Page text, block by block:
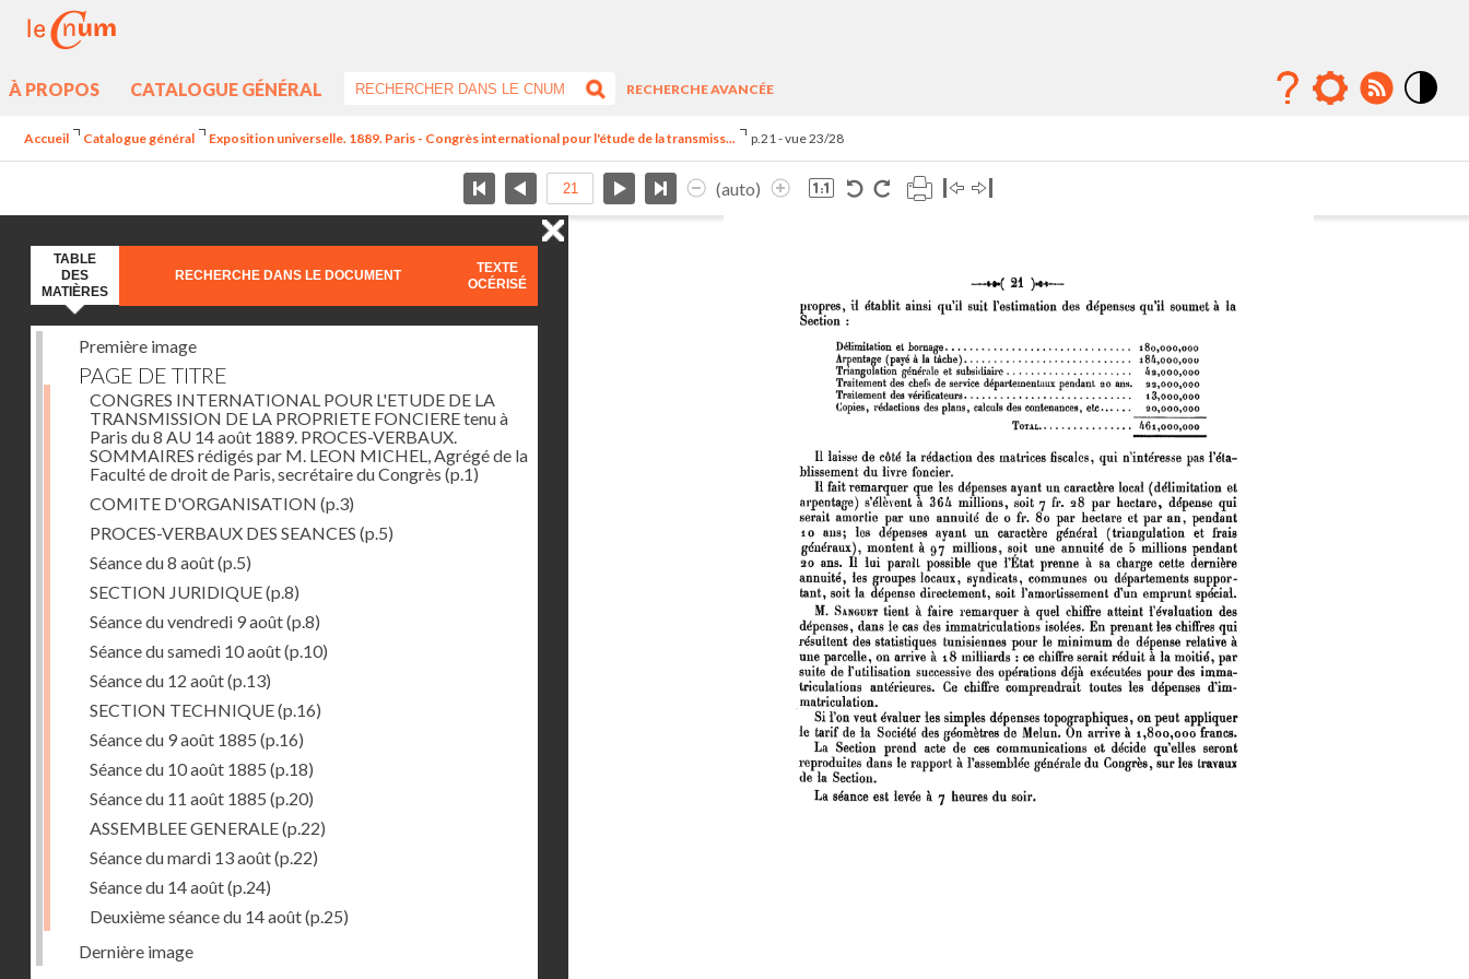
À PROPOS CATALOGUE GÉNÉRAL
RECHERCHE AVANCÉE
Accueil Catalogue général Exposition universelle. 1889. Paris - Congrès international pour l'étude de la transmiss... p.21 - vue 23/28
(auto)
TABLE
DES
MATIÈRES
RECHERCHE DANS LE DOCUMENT
TEXTE
OCÉRISÉ
Première image
PAGE DE TITRE
CONGRES INTERNATIONAL POUR L'ETUDE DE LA
TRANSMISSION DE LA PROPRIETE FONCIERE tenu à
Paris du 8 AU 14 août 1889. PROCES-VERBAUX.
SOMMAIRES rédigés par M. LEON MICHEL, Agrégé de la
Faculté de droit de Paris, secrétaire du Congrès (p.1)
COMITE D'ORGANISATION (p.3)
PROCES-VERBAUX DES SEANCES (p.5)
Séance du 8 août(p.5)
SECTION JURIDIQUE(p.8)
Séance du vendredi 9 août(p.8)
Séance du samedi 10 août(p.10)
Séance du 12 août(p.13)
SECTION TECHNIQUE(p.16)
Séance du 9 août 1885 (p.16)
Séance du 10 août 1885 (p.18)
Séance du 11 août 1885 (p.20)
ASSEMBLEE GENERALE(p.22)
Séance du mardi 13 août(p.22)
Séance du 14 août(p.24)
Deuxième séance du 14 août(p.25)
Dernière image